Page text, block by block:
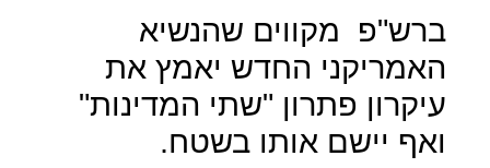
ברש"פ
מקווים שהנשיא
האמריקני החדש יאמץ את
עיקרון פתרון "שתי המדינות"
ואף יישם אותו בשטח.